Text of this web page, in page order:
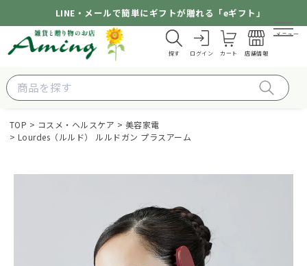
LINE・メールで簡単にギフトが贈れる「eギフト」
探す ログイン カート 店舗情報
メニュー
TOP コスメ・ヘルスケア
美容家電
Lourdes（ルルド） ルルドガン プラスアーム